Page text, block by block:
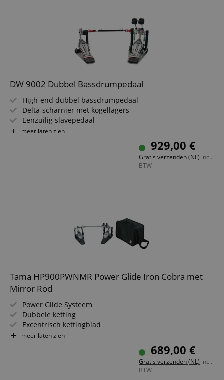
DW 9002 Dubbel Bassdrumpedaal
High-end dubbel bassdrumpedaal
Delta-scharnier met kogellagers
Eenzuilig slavepedaal
Stabiele voet- en bodemplaat van aluminium
Traploze verstelling tussen rond en excentrisch
meer laten zien
929,00 €
Gratis verzenden (NL) incl.
BTW
Tama HP900PWNMR Power Glide Iron Cobra met
Mirror Rod
Power Glide Systeem
Dubbele ketting
Excentrisch kettingblad
Mirror Rod Cardan-as
meer laten zien
689,00 €
Gratis verzenden (NL) incl.
BTW